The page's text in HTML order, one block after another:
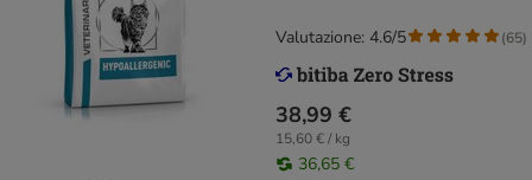
38,99 €
15,60 € / kg
36,65 €
Valutazione: 4.6/5 (65)